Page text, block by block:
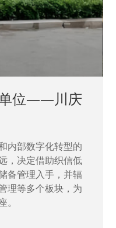
单位——川庆
内部数字化转型的
，决定借助织信低
备管理入手，并辐
理等多个板块，为